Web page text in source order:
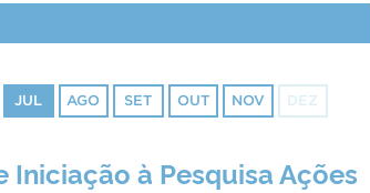
JUL AGO SET OUT NOV DEZ
à Pesquisa Ações